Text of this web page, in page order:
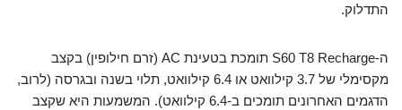
התדלוק.
ה-S60 T8 Recharge תומכת בטעינת AC (זרם חילופין) בקצב
מקסימלי של 3.7 קילוואט או 6.4 קילוואט, תלוי בשנה ובגרסה (לרוב,
הדגמים האחרונים תומכים ב-6.4 קילוואט). המשמעות היא שקצב